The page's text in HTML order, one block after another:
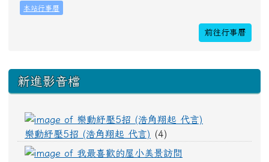
24
本站行事曆
前往行事曆
下中區域內容
新進影音檔
樂動紓壓5招 (浩角翔起 代言)
(4)